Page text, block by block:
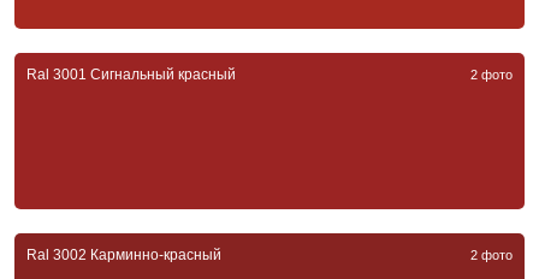
Ral 3001 Сигнальный красный 2 фото
Ral 3002 Карминно-красный 2 фото